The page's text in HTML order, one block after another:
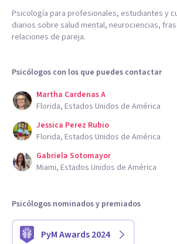
Psicología para profesionales, estudiantes y
diarios sobre salud mental, neurociencias,
relaciones de pareja.
Psicólogos con los que puedes contactar
Martha Cardenas A
Florida, Estados Unidos de América
Jessica Perez Rubio
Florida, Estados Unidos de América
Gabriela Sotomayor
Miami, Estados Unidos de América
Psicólogos nominados y premiados
PyM Awards 2024